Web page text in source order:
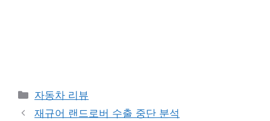
Categories
자동차 리뷰
재규어 랜드로버 수출 중단 분석